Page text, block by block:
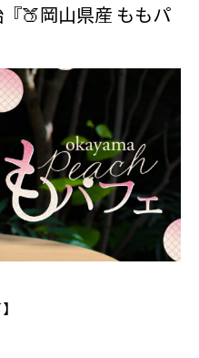
🍑岡山県産 ももパ